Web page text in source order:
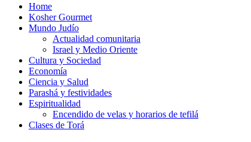
Home
Kosher Gourmet
Mundo Judío
Actualidad comunitaria
Israel y Medio Oriente
Cultura y Sociedad
Economía
Ciencia y Salud
Parashá y festividades
Espiritualidad
Encendido de velas y horarios de tefilá
Clases de Torá